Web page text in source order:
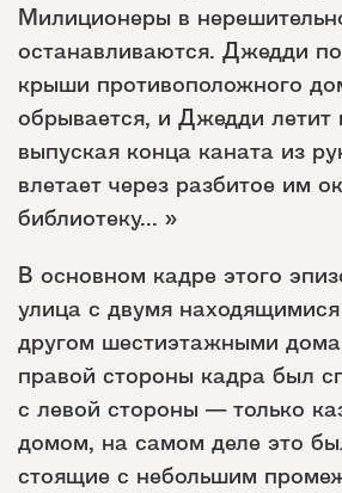
Милиционеры в
останавливаются. Джедди
крыши противоположного
обрывается, и Джедди летит
выпуская конца каната из
влетает через разбитое им
библиотеку... »
В основном кадре этого
улица с двумя
другом шестиэтажными
правой стороны кадра был
с левой стороны — только
домом, на самом деле это
стоящие с небольшим